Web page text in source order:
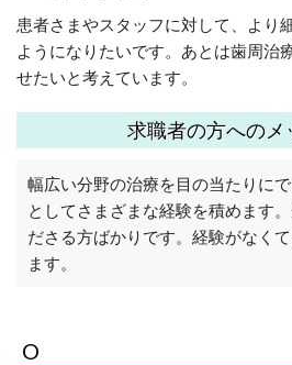
患者さまやスタッフに対して、より
ようになりたいです。あとは歯周治
せたいと考えています。
求職者の方へのメ
幅広い分野の治療を目の当たりに
としてさまざまな経験を積めます
ださる方ばかりです。経験がなく
ます。
O